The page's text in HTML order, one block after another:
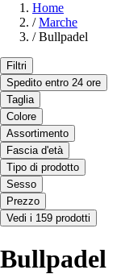
Home
/ Marche
/ Bullpadel
Filtri
Spedito entro 24 ore
Taglia
Colore
Assortimento
Fascia d'età
Tipo di prodotto
Sesso
Prezzo
Vedi i 159 prodotti
Bullpadel